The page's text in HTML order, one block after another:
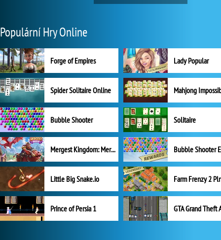
Populární Hry Online
Forge of Empires Lady Popular
Spider Solitaire Online Mahjong
Bubble Shooter Solitaire
Mergest Kingdom: Merge Puzzle
Little Big Snake.io
Prince of Persia 1 GTA Grand Theft